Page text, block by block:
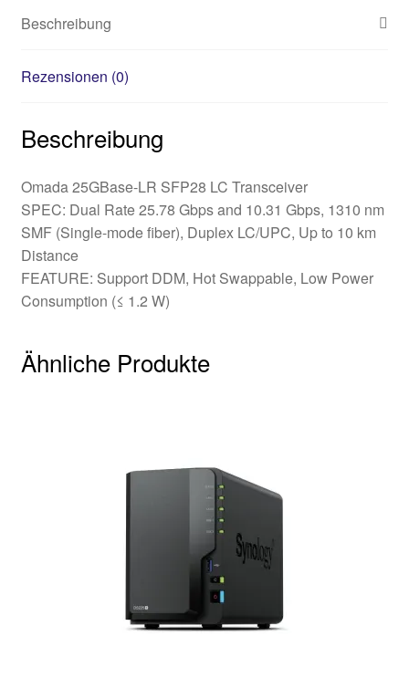
Beschreibung
Rezensionen (0)
Beschreibung
Omada 25GBase-LR SFP28 LC Transceiver
SPEC: Dual Rate 25.78 Gbps and 10.31 Gbps, 1310 nm
SMF (Single-mode fiber), Duplex LC/UPC, Up to 10 km
Distance
FEATURE: Support DDM, Hot Swappable, Low Power
Consumption (≤ 1.2 W)
Ähnliche Produkte